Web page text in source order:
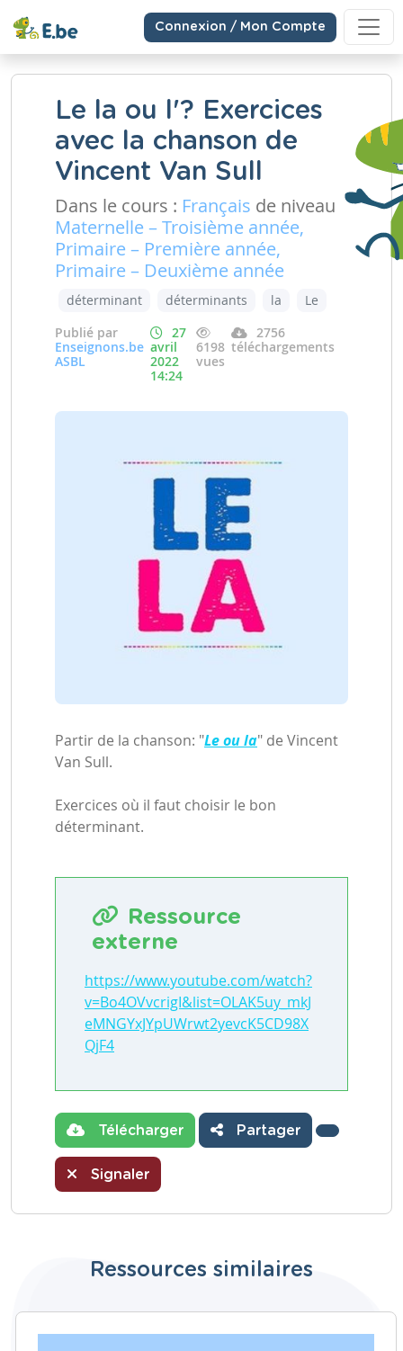
Connexion / Mon Compte
Le la ou l'? Exercices
avec la chanson de
Vincent Van Sull
Dans le cours : Français de niveau
Maternelle – Troisième année,
Primaire – Première année,
Primaire – Deuxième année
déterminant déterminants la
Le
Publié par
Enseignons.be
ASBL
27
avril
2022
14:24
6198
vues
2756
téléchargements
Partir de la chanson: "Le ou la" de Vincent
Van Sull.
Exercices où il faut choisir le bon
déterminant.
Ressource
externe
https://www.youtube.com/watch?
v=Bo4OVvcrigI&list=OLAK5uy_mkJ
eMNGYxJYpUWrwt2yevcK5CD98X
QjF4
Télécharger Partager
Signaler
Ressources similaires